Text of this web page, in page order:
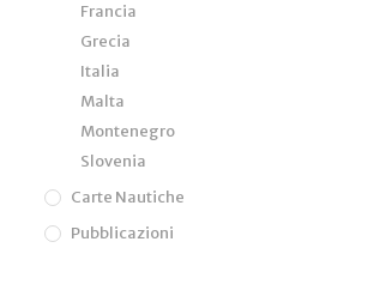
Francia
Grecia
Italia
Malta
Montenegro
Slovenia
Carte Nautiche
Pubblicazioni